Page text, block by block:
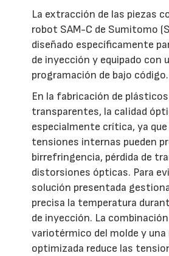
La extracción de las piezas
robot SAM-C de Sumitomo
diseñado específicamente
de inyección y equipado con
programación de bajo código.
En la fabricación de plásticos
transparentes, la calidad
especialmente crítica, ya que
tensiones internas pueden
birrefringencia, pérdida de
distorsiones ópticas. Para
solución presentada
precisa la temperatura
de inyección. La
variotérmico del molde y
optimizada reduce las